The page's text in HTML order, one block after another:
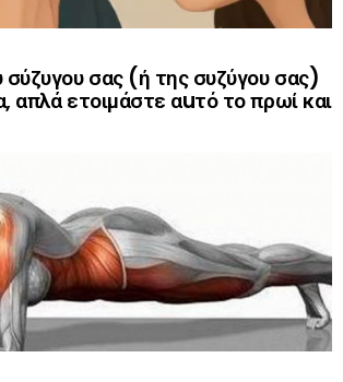
σύζυγου σας (ή της συζύγου σας)
απλά ετοιμάστε αuτό το πρωί και